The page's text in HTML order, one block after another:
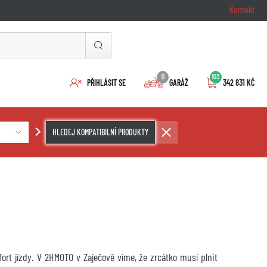
Kontakt
PŘIHLÁSIT SE
0
GARÁŽ
103
342 831 KČ
HLEDEJ KOMPATIBILNÍ PRODUKTY
jízdy. V 2HMOTO v Zaječově víme, že zrcátko musí plnit